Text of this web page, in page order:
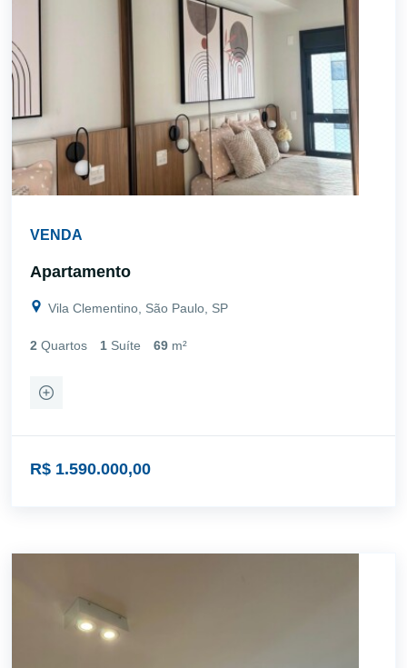
VENDA
Apartamento
Vila Clementino, São Paulo, SP
2 Quartos 1 Suíte 69 m²
R$ 1.590.000,00